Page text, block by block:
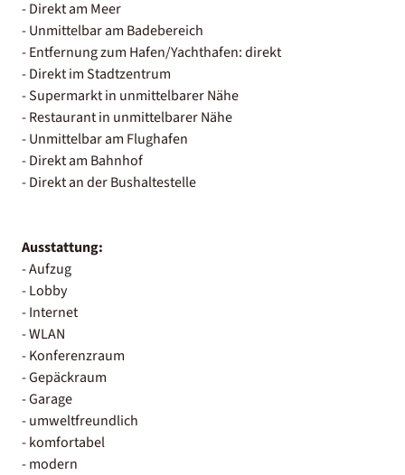
- Direkt am Meer
- Unmittelbar am Badebereich
- Entfernung zum Hafen/Yachthafen: direkt
- Direkt im Stadtzentrum
- Supermarkt in unmittelbarer Nähe
- Restaurant in unmittelbarer Nähe
- Unmittelbar am Flughafen
- Direkt am Bahnhof
- Direkt an der Bushaltestelle
Ausstattung:
- Aufzug
- Lobby
- Internet
- WLAN
- Konferenzraum
- Gepäckraum
- Garage
- umweltfreundlich
- komfortabel
- modern